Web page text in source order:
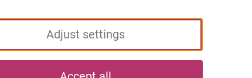
Adjust settings
Who